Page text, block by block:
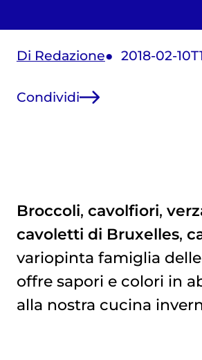
Di Redazione 2018-02-
Condividi
Broccoli, cavolfiori,
cavoletti di Bruxelles,
variopinta famiglia delle
offre sapori e colori in
alla nostra cucina